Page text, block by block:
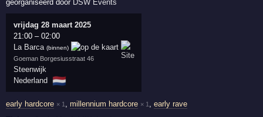
georganiseerd door DSW Events
vrijdag 28 maart 2025
21:00 –02:00
La Barca (binnen)
Goeman Borgesiusstraat 46
Steenwijk
Nederland
🇳🇱
early hardcore × 1 ,millennium hardcore × 1 ,early rave